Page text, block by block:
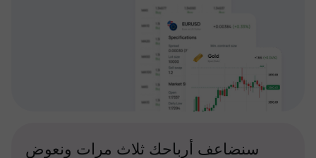
سنضاعف أرباحك ثلاث مرات ونعوض